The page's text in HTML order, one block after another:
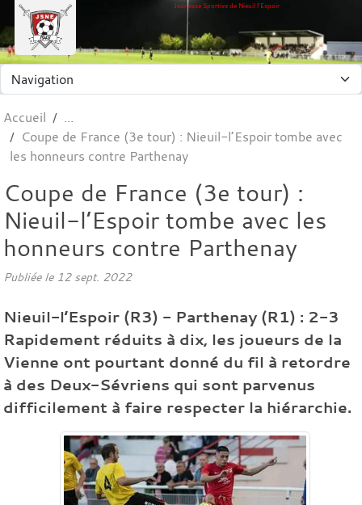
Jeunesse Sportive de Nieuil l'Espoir
Accueil
Coupe de France (3e tour) : Nieuil-l’Espoir tombe avec
les honneurs contre Parthenay
Coupe de France (3e tour) :
Nieuil-l’Espoir tombe avec les
honneurs contre Parthenay
Publiée le 12 sept. 2022
Nieuil-l’Espoir (R3) - Parthenay (R1) : 2-3
Rapidement réduits à dix, les joueurs de la
Vienne ont pourtant donné du fil à retordre
à des Deux-Sévriens qui sont parvenus
difficilement à faire respecter la hiérarchie.
Panneau de gestion des cookies